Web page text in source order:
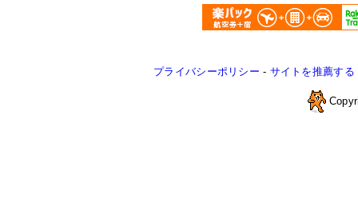
プライバシーポリシー - サイトを推薦する